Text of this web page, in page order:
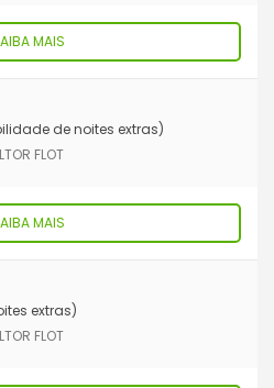
MAIS
de noites extras)
FLOT
MAIS
extras)
FLOT